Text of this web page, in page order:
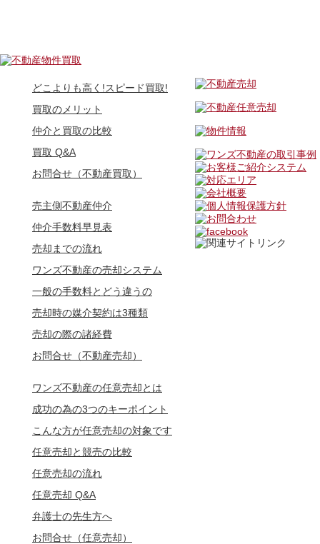
どこよりも高く!スピード買取!
買取のメリット
仲介と買取の比較
買取 Q&A
お問合せ（不動産買取）
売主側不動産仲介
仲介手数料早見表
売却までの流れ
ワンズ不動産の売却システム
一般の手数料とどう違うの
売却時の媒介契約は3種類
売却の際の諸経費
お問合せ（不動産売却）
ワンズ不動産の任意売却とは
成功の為の3つのキーポイント
こんな方が任意売却の対象です
任意売却と競売の比較
任意売却の流れ
任意売却 Q&A
弁護士の先生方へ
お問合せ（任意売却）